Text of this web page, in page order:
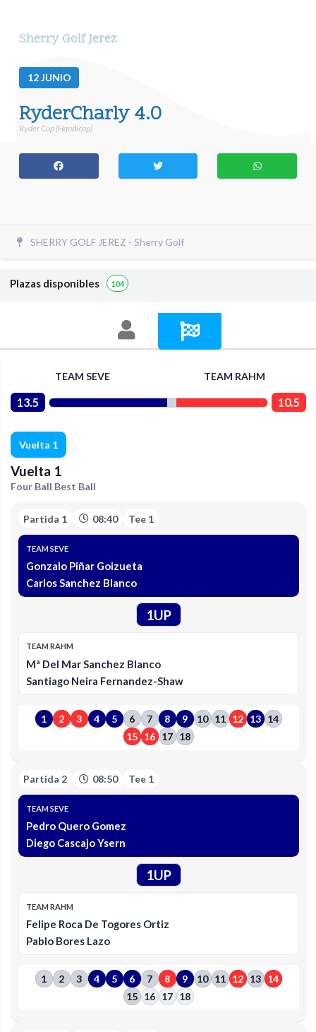
Sherry Golf Jerez
12JUNIO
RyderCharly 4.0
Ryder Cup (Handicap)
SHERRY GOLF JEREZ - Sherry Golf
Plazas disponibles 104
TEAM SEVE TEAM RAHM
13.5 10.5
Vuelta 1
Vuelta 1
Four Ball Best Ball
Partida 1 08:40 Tee 1
TEAM SEVE
Gonzalo Piñar Goizueta
Carlos Sanchez Blanco
1UP
TEAM RAHM
Mª Del Mar Sanchez Blanco
Santiago Neira Fernandez-Shaw
1 2 3 4 5 6 7 8 9 10 11 12 13 14
15 16 17 18
Partida 2 08:50 Tee 1
TEAM SEVE
Pedro Quero Gomez
Diego Cascajo Ysern
1UP
TEAM RAHM
Felipe Roca De Togores Ortiz
Pablo Bores Lazo
1 2 3 4 5 6 7 8 9 10 11 12 13 14
15 16 17 18